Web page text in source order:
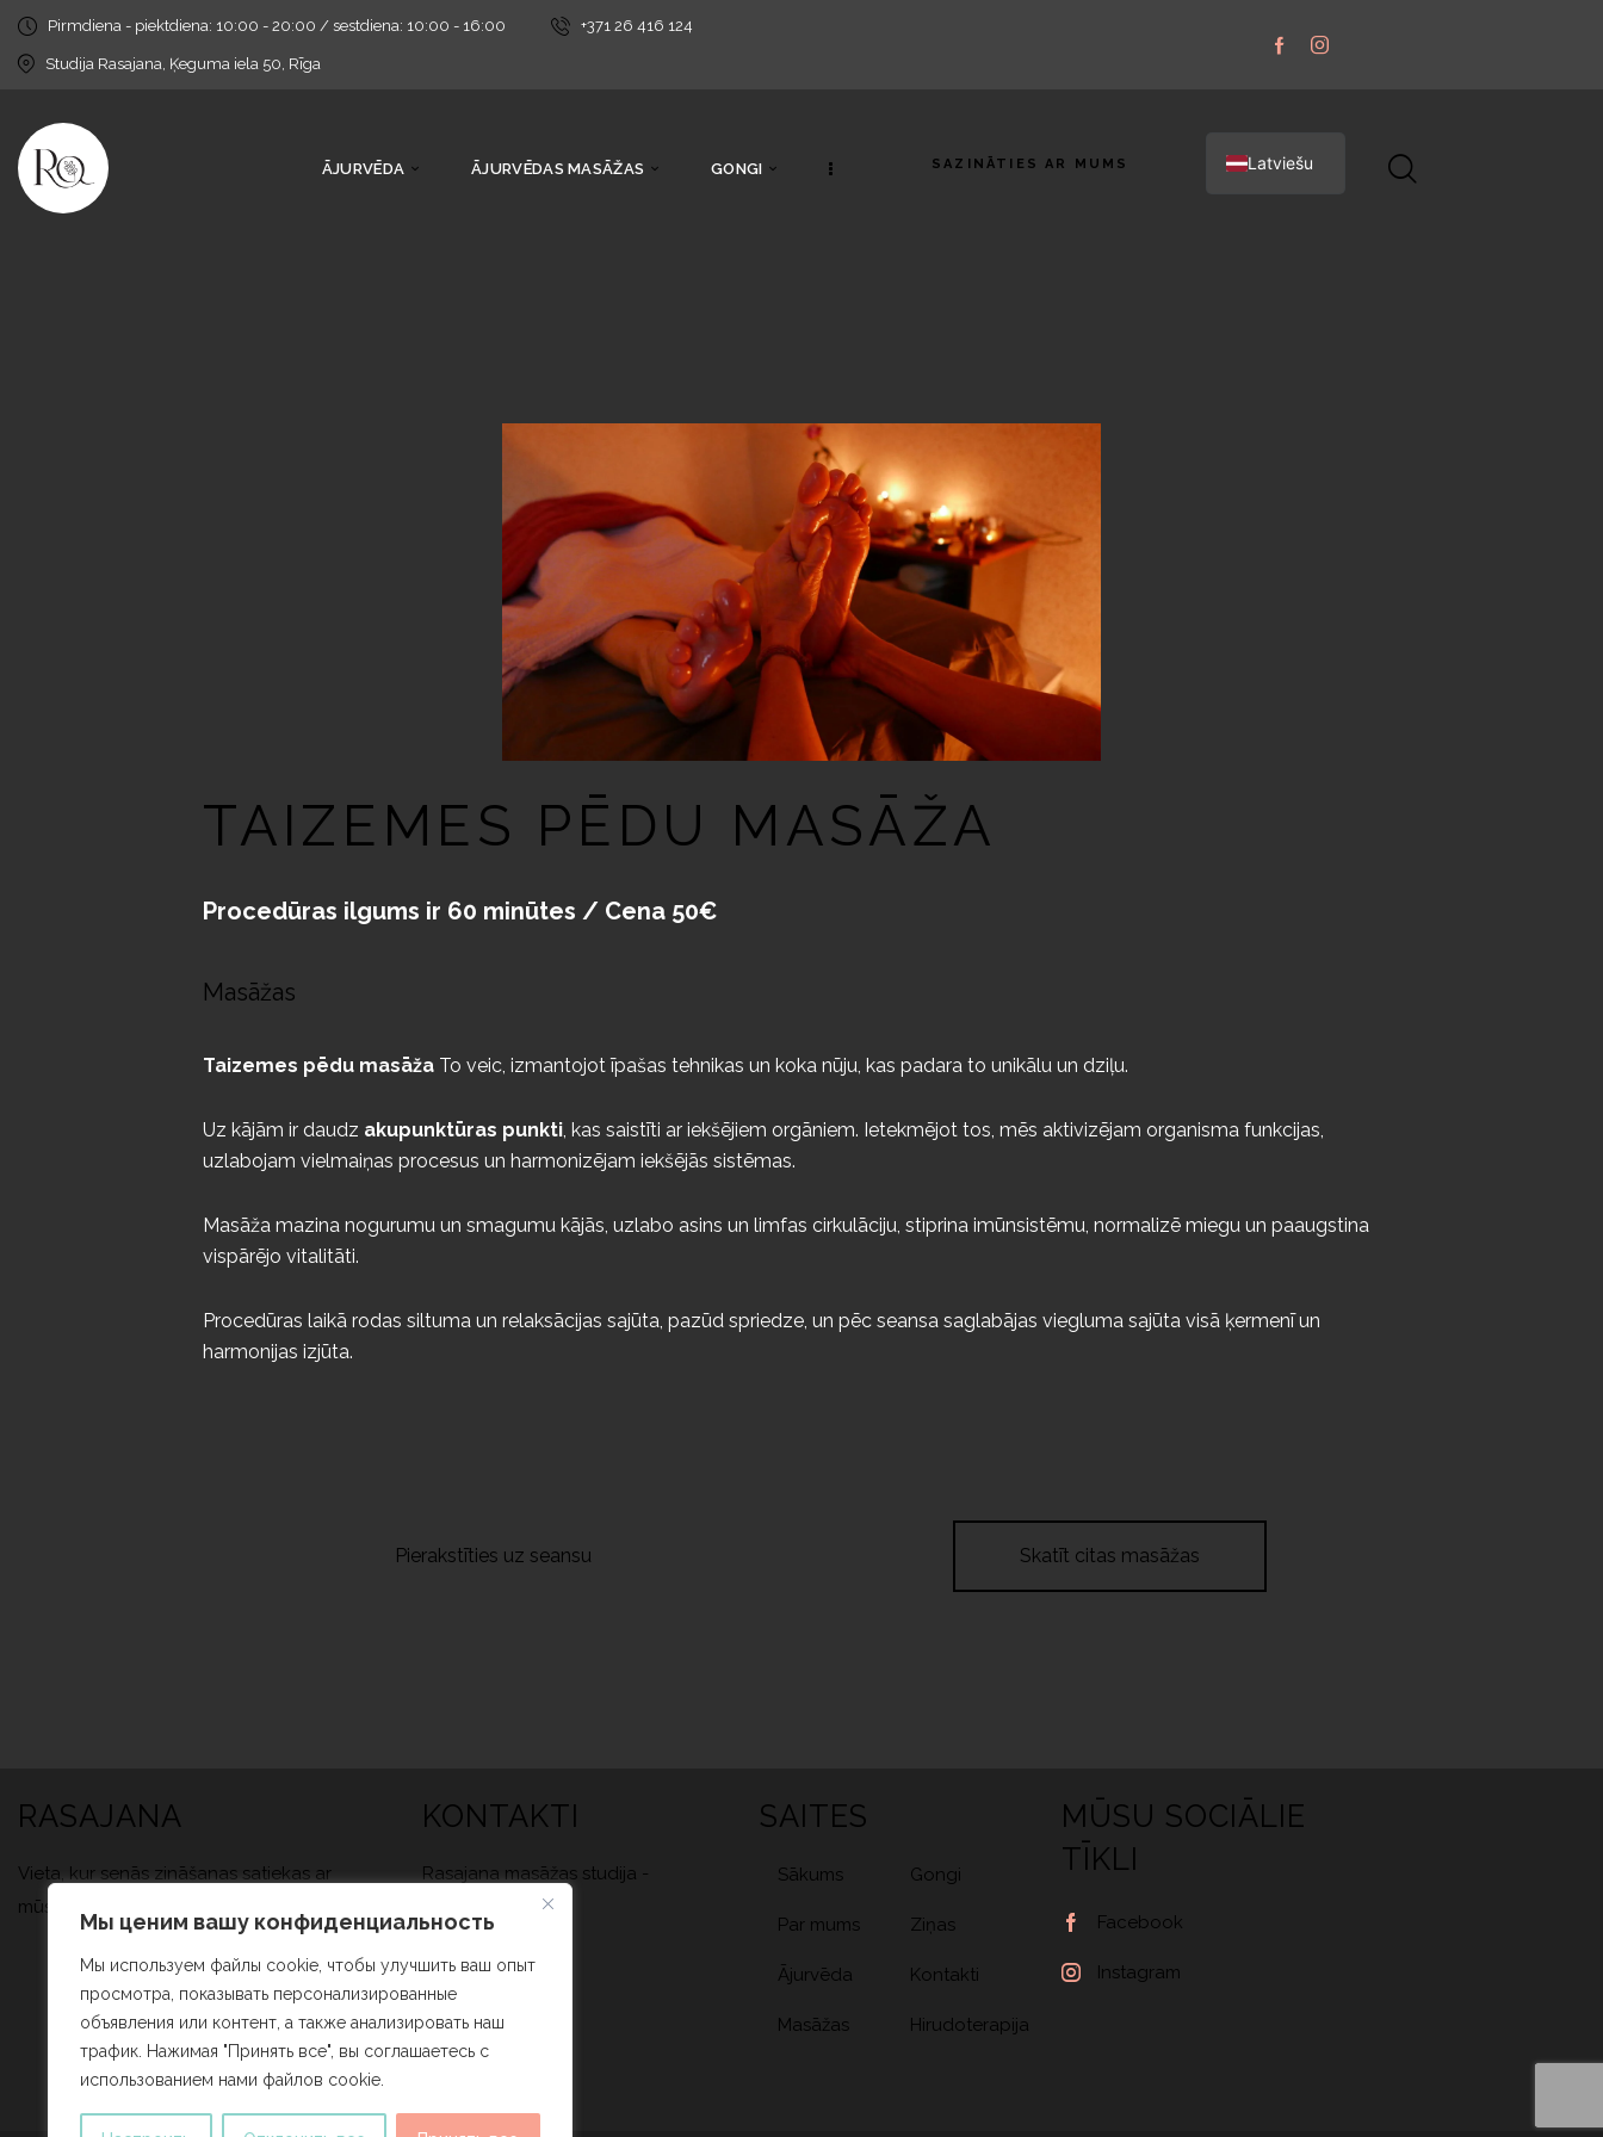
Мы ценим вашу конфиденциальность
Мы используем файлы cookie, чтобы улучшить ваш опыт
просмотра, показывать персонализированные
объявления или контент, а также анализировать наш
трафик. Нажимая "Принять все", вы соглашаетесь с
использованием нами файлов cookie.
Pirmdiena - piektdiena: 10:00 - 20:00 / sestdiena: 10:00 - 16:00 +371 26 416 124
Studija Rasajana, Ķeguma iela 50, Rīga
ĀJURVĒDA ĀJURVĒDAS MASĀŽAS GONGI SAZINĀTIES AR MUMS Latviešu
TAIZEMES PĒDU MASĀŽA
Procedūras ilgums ir 60 minūtes / Cena 50€
Masāžas
Taizemes pēdu masāža To veic, izmantojot īpašas tehnikas un koka nūju, kas padara to unikālu un dziļu.
Uz kājām ir daudz akupunktūras punkti, kas saistīti ar iekšējiem orgāniem. Ietekmējot tos, mēs aktivizējam organisma funkcijas,
uzlabojam vielmaiņas procesus un harmonizējam iekšējās sistēmas.
Masāža mazina nogurumu un smagumu kājās, uzlabo asins un limfas cirkulāciju, stiprina imūnsistēmu, normalizē miegu un paaugstina
vispārējo vitalitāti.
Procedūras laikā rodas siltuma un relaksācijas sajūta, pazūd spriedze, un pēc seansa saglabājas viegluma sajūta visā ķermenī un
harmonijas izjūta.
Pierakstīties uz seansu Skatīt citas masāžas
RASAJANA
Vieta, kur senās zināšanas satiekas ar
mūsdienīgu pieeju veselībai.
KONTAKTI
Rasajana masāžas studija -
Ķeguma iela 50,
info@rasajana.lv
+371 26 416 124
SAITES
Sākums
Par mums
Ājurvēda
Masāžas
Gongi
Ziņas
Kontakti
Hirudoterapija
MŪSU SOCIĀLIE
TĪKLI
Facebook
Instagram